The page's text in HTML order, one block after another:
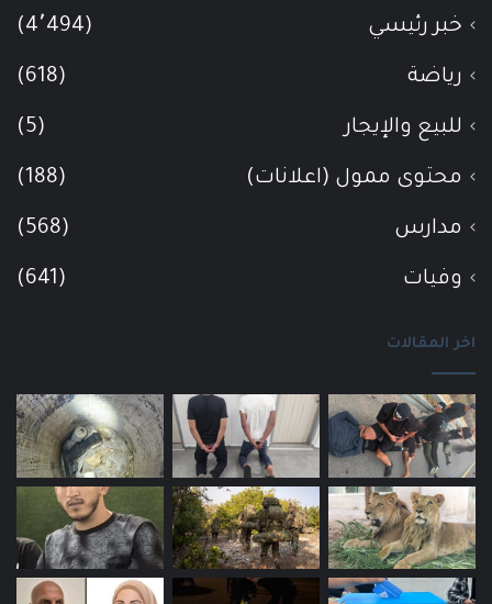
خبر رئيسي (4٬494)
رياضة (618)
للبيع والإيجار (5)
محتوى ممول (اعلانات) (188)
مدارس (568)
وفيات (641)
اخر المقالات